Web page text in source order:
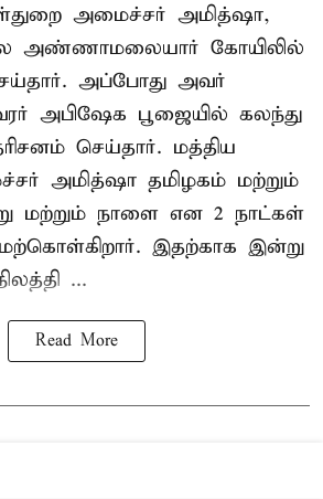
அமைச்சர் அமித்ஷா,
அண்ணாமலையார் கோயிலில்
அப்போது அவர்
அபிஷேக பூஜையில் கலந்து
செய்தார். மத்திய
அமித்ஷா தமிழகம் மற்றும்
மற்றும் நாளை என 2 நாட்கள்
இதற்காக இன்று
...
Read More